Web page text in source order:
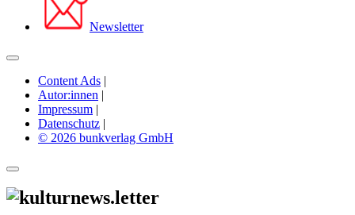
Newsletter
Content Ads |
Autor:innen |
Impressum |
Datenschutz |
© 2026 bunkverlag GmbH